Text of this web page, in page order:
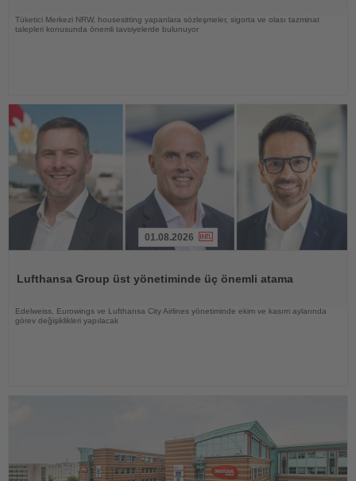
Tüketici Merkezi NRW, housesitting yapanlara sözleşmeler, sigorta ve olası tazminat
talepleri konusunda önemli tavsiyelerde bulunuyor
01.08.2026
Lufthansa Group üst yönetiminde üç önemli atama
Edelweiss, Eurowings ve Lufthansa City Airlines yönetiminde ekim ve kasım aylarında
görev değişiklikleri yapılacak